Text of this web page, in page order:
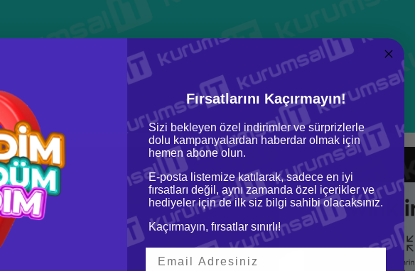
Fırsatlarını Kaçırmayın!
Sizi bekleyen özel indirimler ve sürprizlerle
dolu kampanyalardan haberdar olmak için
hemen abone olun.
E-posta listemize katılarak, sadece en iyi
fırsatları değil, aynı zamanda özel içerikler ve
hediyeler için de ilk siz bilgi sahibi olacaksınız.
Kaçırmayın, fırsatlar sınırlı!